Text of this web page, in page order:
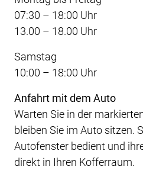
07:30 – 18:00 Uhr
13.00 – 18.00 Uhr
Samstag
10:00 – 18:00 Uhr
Anfahrt mit dem Auto
Warten Sie in der
bleiben Sie im Auto sitzen.
Autofenster bedient und
direkt in Ihren Kofferraum.